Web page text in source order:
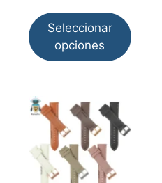
Seleccionar
opciones
Este
producto
tiene
múltiples
variantes.